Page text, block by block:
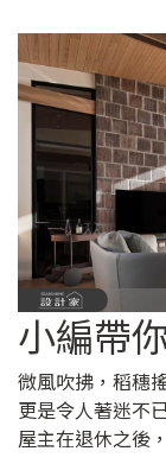
小編帶
微風吹拂，稻穗
更是令人著迷不
屋主在退休之後